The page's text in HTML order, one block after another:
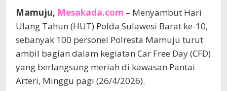
Mamuju, Mesakada.com – Menyambut Hari
Ulang Tahun (HUT) Polda Sulawesi Barat ke-10,
sebanyak 100 personel Polresta Mamuju turut
ambil bagian dalam kegiatan Car Free Day (CFD)
yang berlangsung meriah di kawasan Pantai
Arteri, Minggu pagi (26/4/2026).